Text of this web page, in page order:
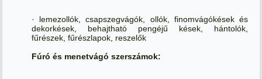
· lemezollók, csapszegvágók, ollók, finomvágókések és
dekorkések, behajtható pengéjű kések, hántolók,
fűrészek, fűrészlapok, reszelők
Fúró és menetvágó szerszámok: